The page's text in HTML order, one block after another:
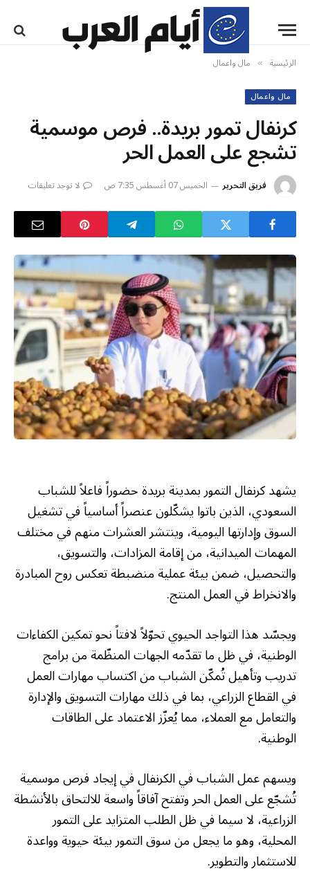
الرئيسية » مال واعمال
مال واعمال
كرنفال تمور بريدة.. فرص موسمية
تشجع على العمل الحر
فريق التحرير الخميس 07 أغسطس 7:35 ص لا توجد تعليقات
يشهد كرنفال التمور بمدينة بريدة حضوراً فاعلاً للشباب
السعودي، الذين باتوا يشكّلون عنصراً أساسياً في تشغيل
السوق وإدارتها اليومية، وينتشر العشرات منهم في مختلف
المهمات الميدانية، من إقامة المزادات، والتسويق،
والتحصيل، ضمن بيئة عملية منضبطة تعكس روح المبادرة
والانخراط في العمل المنتج.
ويجسّد هذا التواجد الحيوي تحوّلاً لافتاً نحو تمكين الكفاءات
الوطنية، في ظل ما تقدّمه الجهات المنظّمة من برامج
تدريب وتأهيل تُمكّن الشباب من اكتساب مهارات العمل
في القطاع الزراعي، بما في ذلك مهارات التسويق والإدارة
والتعامل مع العملاء، مما يُعزّز الاعتماد على الطاقات
الوطنية.
ويسهم عمل الشباب في الكرنفال في إيجاد فرص موسمية
تُشجّع على العمل الحر وتفتح آفاقاً واسعة للالتحاق بالأنشطة
الزراعية، لا سيما في ظل الطلب المتزايد على التمور
المحلية، وهو ما يجعل من سوق التمور بيئة حيوية وواعدة
للاستثمار والتطوير.